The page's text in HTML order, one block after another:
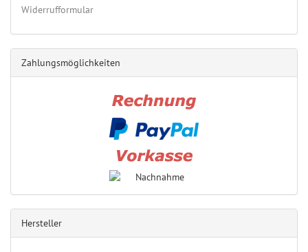
Widerrufformular
Zahlungsmöglichkeiten
Hersteller